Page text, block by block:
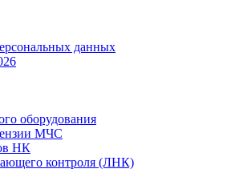
данных
оборудования
МЧС
НК
контроля (ЛНК)